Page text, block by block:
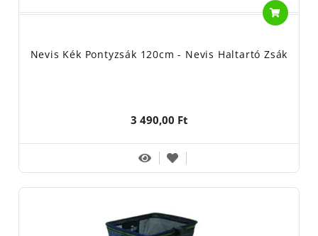
Nevis Kék Pontyzsák 120cm - Nevis Haltartó Zsák
3 490,00 Ft